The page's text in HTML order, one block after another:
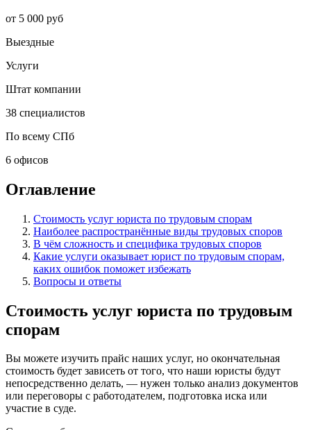
от 5 000 руб
Выездные
Услуги
Штат компании
38 специалистов
По всему СПб
6 офисов
Оглавление
Стоимость услуг юриста по трудовым спорам
Наиболее распространённые виды трудовых споров
В чём сложность и специфика трудовых споров
Какие услуги оказывает юрист по трудовым спорам,
каких ошибок поможет избежать
Вопросы и ответы
Стоимость услуг юриста по трудовым
спорам
Вы можете изучить прайс наших услуг, но окончательная
стоимость будет зависеть от того, что наши юристы будут
непосредственно делать, — нужен только анализ документов
или переговоры с работодателем, подготовка иска или
участие в суде.